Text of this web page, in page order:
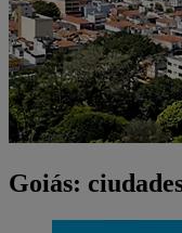
Goiás: